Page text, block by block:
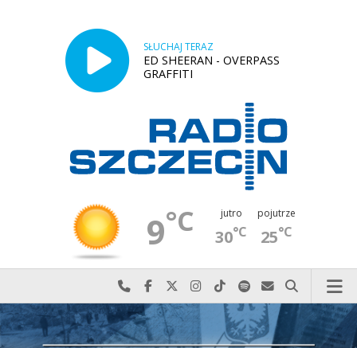
SŁUCHAJ TERAZ
ED SHEERAN - OVERPASS
GRAFFITI
9°C jutro
30°C
pojutrze
25°C
Najlepiej po prostu do nas zadzwoń
Odwiedź nas na Facebook-u
Odwiedź nas na X
Odwiedź nas na Instagram-ie
Odwiedź nas na TikTok-u
Szukaj nas na Spotify
Wyślij do nas
Szukaj